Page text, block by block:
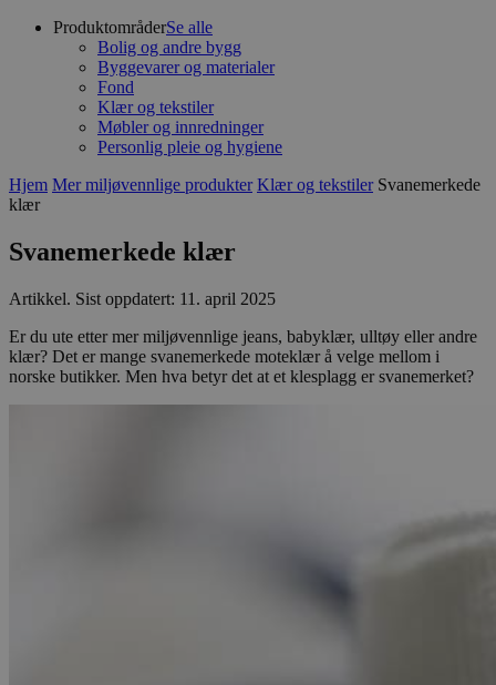
ProduktområderSe alle
Bolig og andre bygg
Byggevarer og materialer
Fond
Klær og tekstiler
Møbler og innredninger
Personlig pleie og hygiene
Hjem Mer miljøvennlige produkter Klær og tekstiler Svanemerkede
klær
Svanemerkede klær
Artikkel. Sist oppdatert: 11. april 2025
Er du ute etter mer miljøvennlige jeans, babyklær, ulltøy eller andre
klær? Det er mange svanemerkede moteklær å velge mellom i
norske butikker. Men hva betyr det at et klesplagg er svanemerket?